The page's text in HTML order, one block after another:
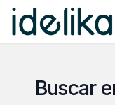
Ir al contenido
Buscar